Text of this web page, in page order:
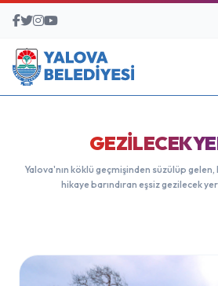
GEZILECEK
Yalova'nın köklü geçmişinden süzülüp gelen,
hikaye barındıran eşsiz gezilecek